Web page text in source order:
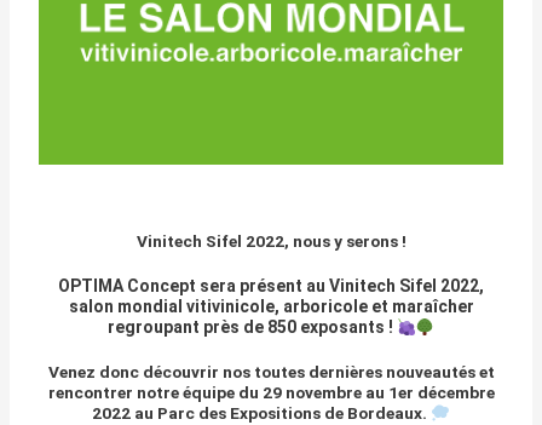
Vinitech Sifel 2022, nous y serons !
OPTIMA Concept sera présent au Vinitech Sifel 2022,
salon mondial vitivinicole, arboricole et maraîcher
regroupant près de 850 exposants !
Venez donc découvrir nos toutes dernières nouveautés et
rencontrer notre équipe du 29 novembre au 1er décembre
2022 au Parc des Expositions de Bordeaux.